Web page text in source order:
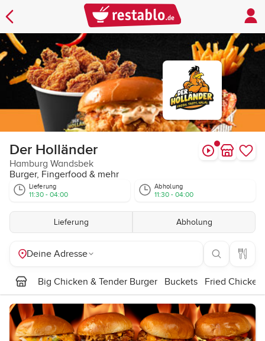
Der Holländer
Hamburg Wandsbek
Burger, Fingerfood & mehr
Lieferung
11:30 - 04:00
Abholung
11:30 - 04:00
Lieferung Abholung
Deine Adresse
Big Chicken & Tender Burger Buckets Fried Chicken